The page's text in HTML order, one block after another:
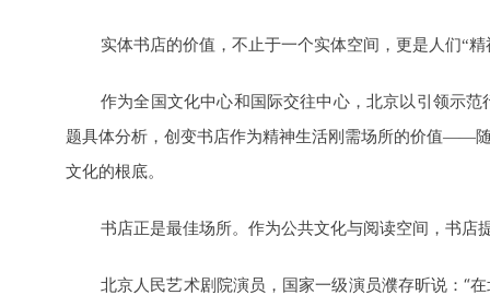
实体书店的价值，不止于一个实体空间，更是人们“
作为全国文化中心和国际交往中心，北京以引领示
题具体分析，创变书店作为精神生活刚需场所的价值——
文化的根底。
书店正是最佳场所。作为公共文化与阅读空间，书店
北京人民艺术剧院演员，国家一级演员濮存昕说：“